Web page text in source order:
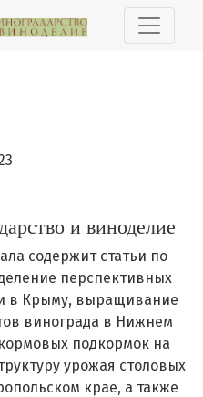
Виноградарство и
и виноделие
содержит статьи по
перспективных
в Крыму, выращивание
винограда в Нижнем
подкормок на
урожая столовых
крае, а также